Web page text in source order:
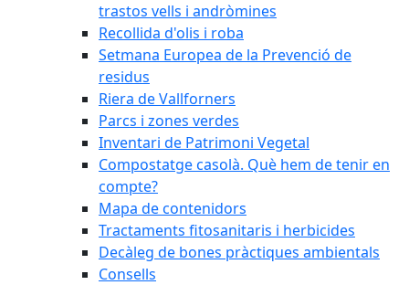
trastos vells i andròmines
Recollida d'olis i roba
Setmana Europea de la Prevenció de
residus
Riera de Vallforners
Parcs i zones verdes
Inventari de Patrimoni Vegetal
Compostatge casolà. Què hem de tenir en
compte?
Mapa de contenidors
Tractaments fitosanitaris i herbicides
Decàleg de bones pràctiques ambientals
Consells